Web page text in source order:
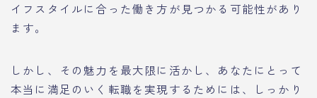
イフスタイルに合った働き方が見つかる可能性があり
ます。
しかし、その魅力を最大限に活かし、あなたにとって
本当に満足のいく転職を実現するためには、しっかり